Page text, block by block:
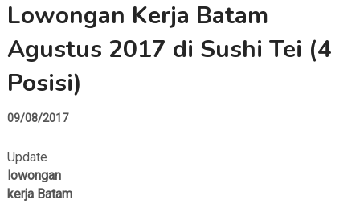
Lowongan Kerja Batam
Agustus 2017 di Sushi Tei (4
Posisi)
09/08/2017
Update
lowongan
kerja Batam